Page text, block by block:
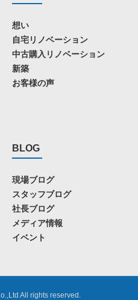
想い
自宅リノベーション
中古購入リノベーション
新築
お客様の声
BLOG
現場ブログ
スタッフブログ
社長ブログ
メディア情報
イベント
All rights reserved.